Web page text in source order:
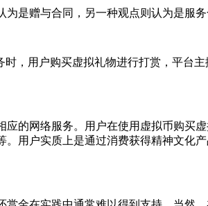
是赠与合同，另一种观点则认为是服
，用户购买虚拟礼物进行打赏，平台
的网络服务。用户在使用虚拟币购
用户实质上是通过消费获得精神文化